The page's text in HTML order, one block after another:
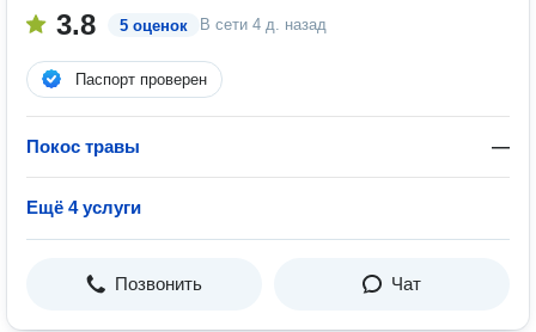
3.8 5 оценок В сети 4 д. назад
Паспорт проверен
Покос травы —
Ещё 4 услуги
Позвонить Чат